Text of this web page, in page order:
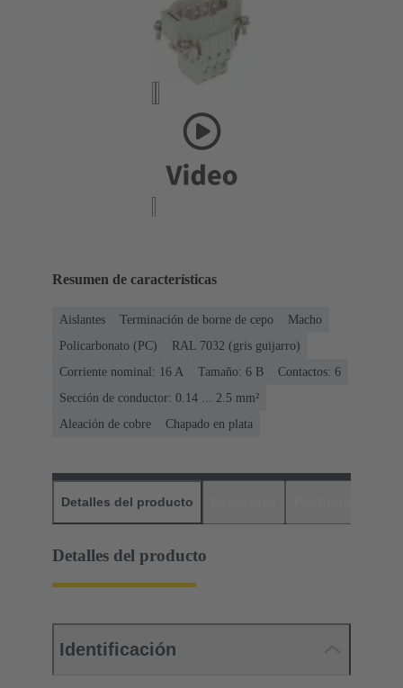
Resumen de características
Aislantes Terminación de borne de cepo
Macho
Policarbonato (PC)
RAL 7032 (gris guijarro)
Corriente nominal: ‌16 A
Tamaño: 6 B
Contactos: 6
Sección de conductor: 0.14 ... 2.5 mm²
Aleación de cobre
Chapado en plata
Detalles del producto
Detalles del producto
Identificación